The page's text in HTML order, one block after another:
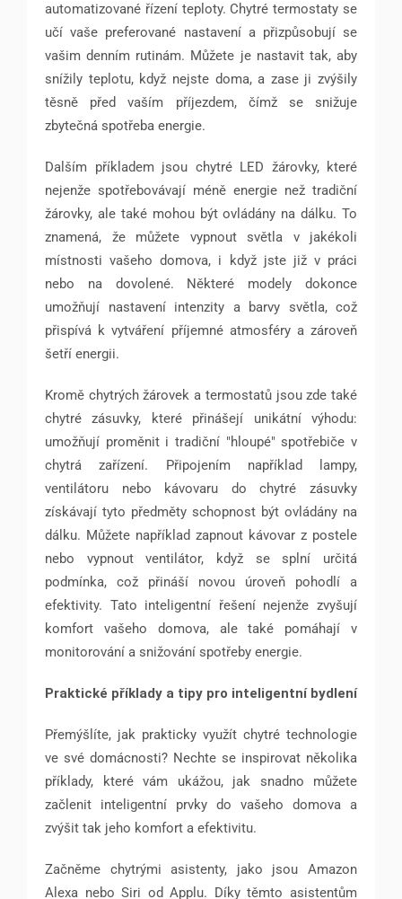
automatizované řízení teploty. Chytré termostaty se
učí vaše preferované nastavení a přizpůsobují se
vašim denním rutinám. Můžete je nastavit tak, aby
snížily teplotu, když nejste doma, a zase ji zvýšily
těsně před vaším příjezdem, čímž se snižuje
zbytečná spotřeba energie.
Dalším příkladem jsou chytré LED žárovky, které
nejenže spotřebovávají méně energie než tradiční
žárovky, ale také mohou být ovládány na dálku. To
znamená, že můžete vypnout světla v jakékoli
místnosti vašeho domova, i když jste již v práci
nebo na dovolené. Některé modely dokonce
umožňují nastavení intenzity a barvy světla, což
přispívá k vytváření příjemné atmosféry a zároveň
šetří energii.
Kromě chytrých žárovek a termostatů jsou zde také
chytré zásuvky, které přinášejí unikátní výhodu:
umožňují proměnit i tradiční "hloupé" spotřebiče v
chytrá zařízení. Připojením například lampy,
ventilátoru nebo kávovaru do chytré zásuvky
získávají tyto předměty schopnost být ovládány na
dálku. Můžete například zapnout kávovar z postele
nebo vypnout ventilátor, když se splní určitá
podmínka, což přináší novou úroveň pohodlí a
efektivity. Tato inteligentní řešení nejenže zvyšují
komfort vašeho domova, ale také pomáhají v
monitorování a snižování spotřeby energie.
Praktické příklady a tipy pro inteligentní bydlení
Přemýšlíte, jak prakticky využít chytré technologie
ve své domácnosti? Nechte se inspirovat několika
příklady, které vám ukážou, jak snadno můžete
začlenit inteligentní prvky do vašeho domova a
zvýšit tak jeho komfort a efektivitu.
Začněme chytrými asistenty, jako jsou Amazon
Alexa nebo Siri od Applu. Díky těmto asistentům